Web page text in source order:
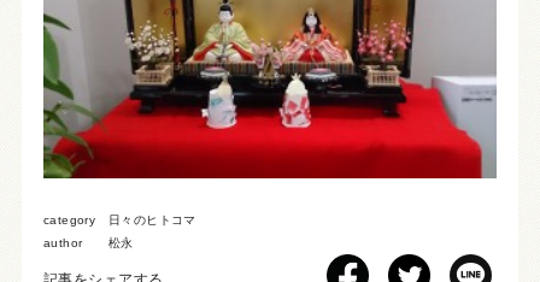
category
日々のヒトコマ
author
松永